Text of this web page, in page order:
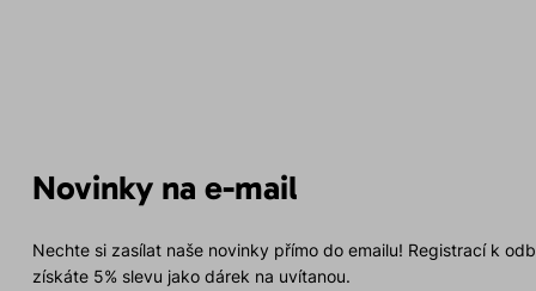
Novinky na e-mail
Nechte si zasílat naše novinky přímo do emailu! Registrací k
získáte 5% slevu jako dárek na uvítanou.